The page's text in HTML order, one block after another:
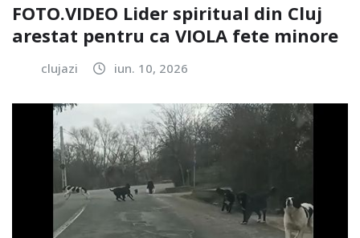
FOTO.VIDEO Lider spiritual din Cluj
arestat pentru ca VIOLA fete minore
clujazi iun. 10, 2026